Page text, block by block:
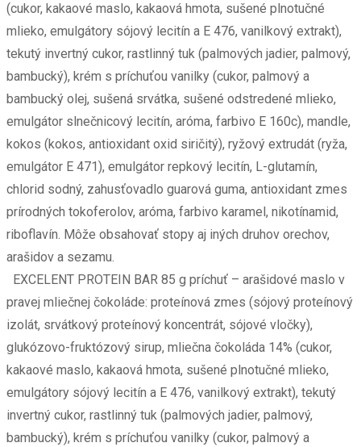
(cukor, kakaové maslo, kakaová hmota, sušené plnotučné
mlieko, emulgátory sójový lecitín a E 476, vanilkový extrakt),
tekutý invertný cukor, rastlinný tuk (palmových jadier, palmový,
bambucký), krém s príchuťou vanilky (cukor, palmový a
bambucký olej, sušená srvátka, sušené odstredené mlieko,
emulgátor slnečnicový lecitín, aróma, farbivo E 160c), mandle,
kokos (kokos, antioxidant oxid siričitý), ryžový extrudát (ryža,
emulgátor E 471), emulgátor repkový lecitín, L-glutamín,
chlorid sodný, zahusťovadlo guarová guma, antioxidant zmes
prírodných tokoferolov, aróma, farbivo karamel, nikotínamid,
riboflavín. Môže obsahovať stopy aj iných druhov orechov,
arašidov a sezamu.
EXCELENT PROTEIN BAR 85 g príchuť – arašidové maslo v
pravej mliečnej čokoláde: proteínová zmes (sójový proteínový
izolát, srvátkový proteínový koncentrát, sójové vločky),
glukózovo-fruktózový sirup, mliečna čokoláda 14% (cukor,
kakaové maslo, kakaová hmota, sušené plnotučné mlieko,
emulgátory sójový lecitín a E 476, vanilkový extrakt), tekutý
invertný cukor, rastlinný tuk (palmových jadier, palmový,
bambucký), krém s príchuťou vanilky (cukor, palmový a